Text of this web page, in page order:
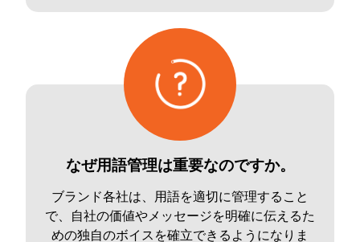
なぜ用語管理は重要なのですか。
ブランド各社は、用語を適切に管理すること
で、自社の価値やメッセージを明確に伝えるた
めの独自のボイスを確立できるようになりま